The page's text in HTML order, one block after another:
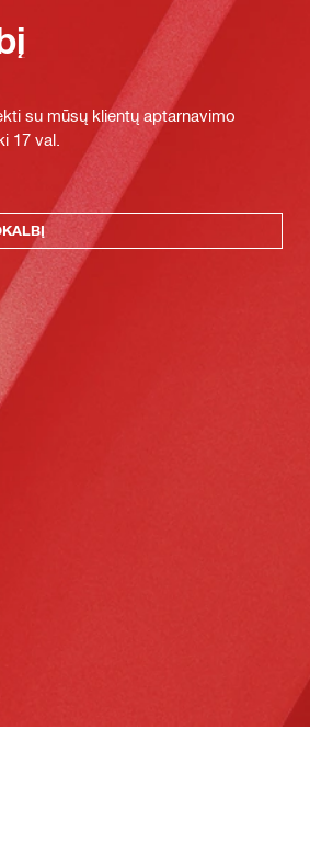
su mūsų klientų aptarnavimo
17 val.